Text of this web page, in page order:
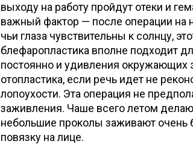
выходу на работу пройдут отеки и
важный фактор — после операции на
чьи глаза чувствительны к солнцу,
блефаропластика вполне подходит
постоянно и удивления окружающих
отопластика, если речь идет не
лопоухости. Эта операция не
заживления. Чаше всего летом
небольшие проколы заживают очень
повязку на лице.